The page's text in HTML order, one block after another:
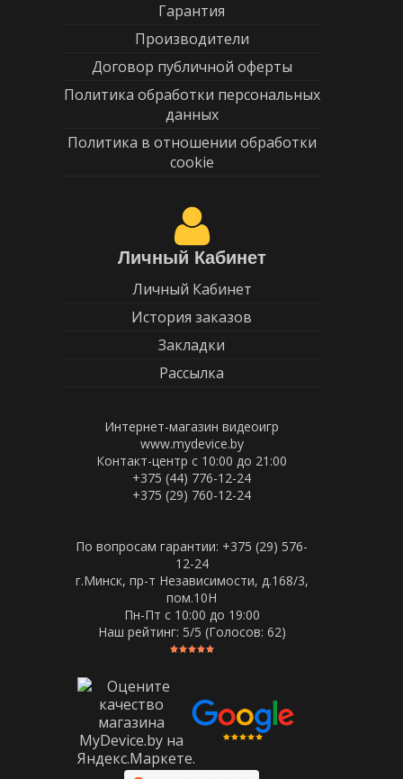
Гарантия
Производители
Договор публичной оферты
Политика обработки персональных
данных
Политика в отношении обработки
cookie
Личный Кабинет
Личный Кабинет
История заказов
Закладки
Рассылка
Интернет-магазин видеоигр
www.mydevice.by
Контакт-центр с 10:00 до 21:00
+375 (44) 776-12-24
+375 (29) 760-12-24
По вопросам гарантии: +375 (29) 576-
12-24
г.Минск, пр-т Независимости, д.168/3,
пом.10Н
Пн-Пт c 10:00 до 19:00
Наш рейтинг: 5/5 (Голосов: 62)